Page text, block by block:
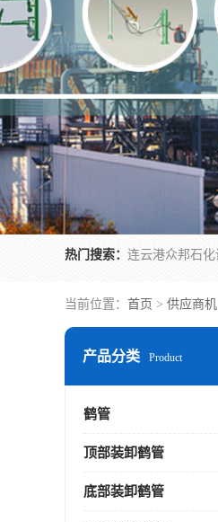
热门搜索：
当前位置： 首页 > 供应商机
产品分类 Product
鹤管
顶部装卸鹤管
底部装卸鹤管